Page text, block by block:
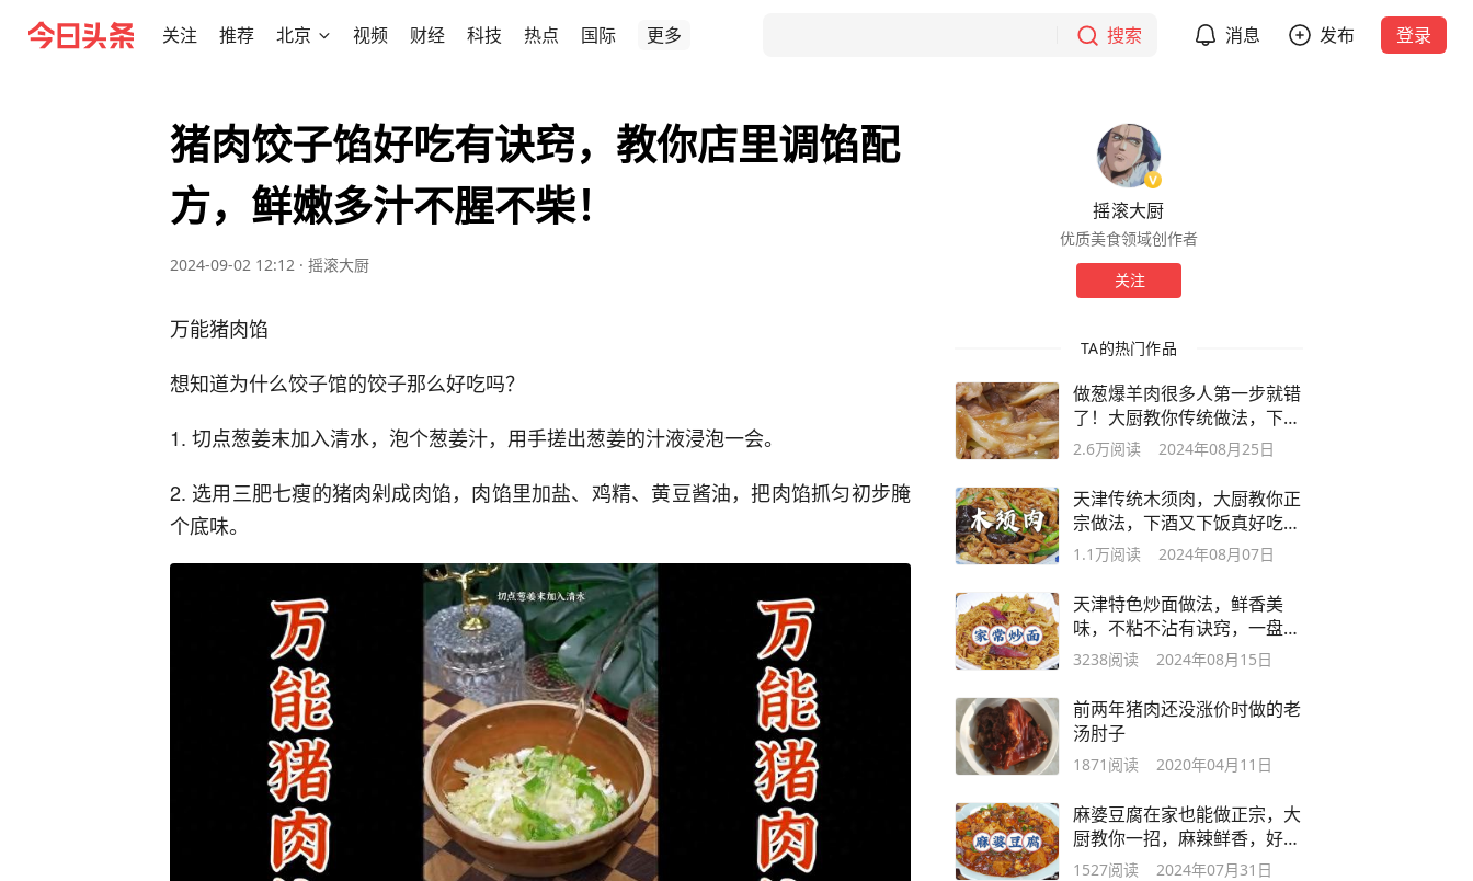
关注 推荐 北京 视频 财经 科技 热点 国际 更多 搜索 消息 发布 登录
猪肉饺子馅好吃有诀窍，教你店里调馅配
方，鲜嫩多汁不腥不柴！
2024-09-02 12:12 · 摇滚大厨
万能猪肉馅
想知道为什么饺子馆的饺子那么好吃吗？
1. 切点葱姜末加入清水，泡个葱姜汁，用手搓出葱姜的汁液浸泡一会。
2. 选用三肥七瘦的猪肉剁成肉馅，肉馅里加盐、鸡精、黄豆酱油，把肉馅抓匀初步腌
个底味。
摇滚大厨
优质美食领域创作者
关注
TA的热门作品
做葱爆羊肉很多人第一步就错
了！大厨教你传统做法，下酒
又下饭
2.6万阅读 2024年08月25日
天津传统木须肉，大厨教你正
宗做法，下酒又下饭真好吃，
果...
1.1万阅读 2024年08月07日
天津特色炒面做法，鲜香美
味，不粘不沾有诀窍，一盘都
不够吃！
3238阅读 2024年08月15日
前两年猪肉还没涨价时做的老
汤肘子
1871 阅读 2020年04月11日
麻婆豆腐在家也能做正宗，大
厨教你一招，麻辣鲜香，好吃
又...
1527阅读 2024年07月31日